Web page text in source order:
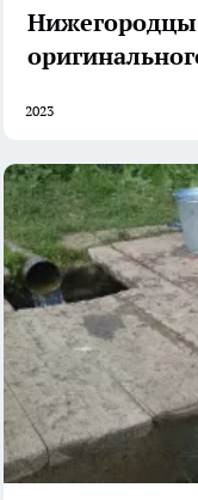
Нижегородцы
2023